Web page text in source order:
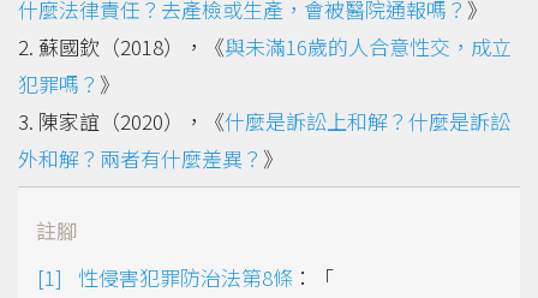
什麼法律責任？去產檢或生產，會被醫院通報嗎？ 》
2. 蘇國欽（2018），《與未滿16歲的人合意性交，成立
犯罪嗎？ 》
3. 陳家誼（2020），《什麼是訴訟上和解？什麼是訴訟
外和解？兩者有什麼差異？ 》
註腳
性侵害犯罪防治法第8條 ：「